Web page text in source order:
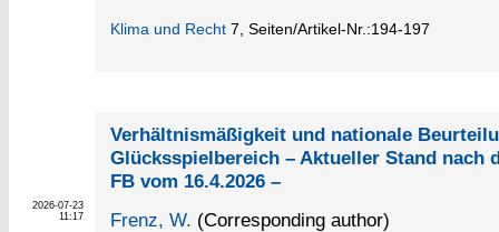
Klima und Recht 7, Seiten/Artikel-Nr.:194-197
2026-07-23
11:17
Verhältnismäßigkeit und nationale
Glücksspielbereich – Aktueller Stand nach
FB vom 16.4.2026 –
Frenz, W. (Corresponding author)